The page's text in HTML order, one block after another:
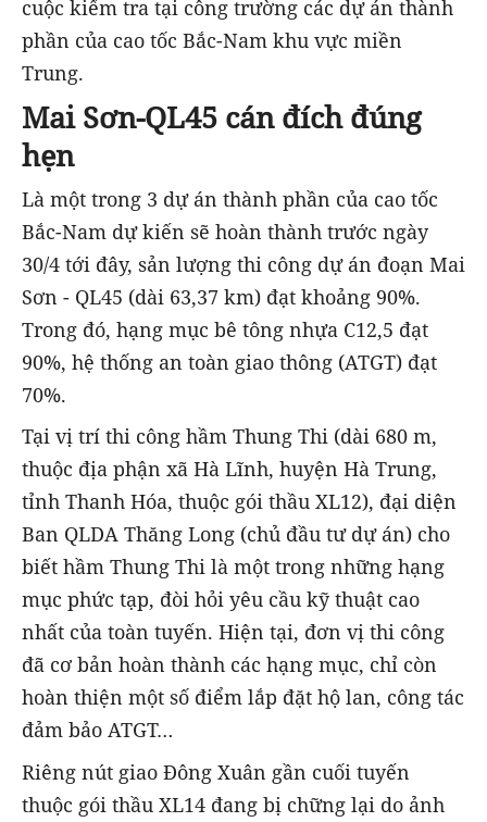
cuộc kiểm tra tại công trường các dự án thành
phần của cao tốc Bắc-Nam khu vực miền
Trung.
Mai Sơn-QL45 cán đích đúng
hẹn
Là một trong 3 dự án thành phần của cao tốc
Bắc-Nam dự kiến sẽ hoàn thành trước ngày
30/4 tới đây, sản lượng thi công dự án đoạn Mai
Sơn - QL45 (dài 63,37 km) đạt khoảng 90%.
Trong đó, hạng mục bê tông nhựa C12,5 đạt
90%, hệ thống an toàn giao thông (ATGT) đạt
70%.
Tại vị trí thi công hầm Thung Thi (dài 680 m,
thuộc địa phận xã Hà Lĩnh, huyện Hà Trung,
tỉnh Thanh Hóa, thuộc gói thầu XL12), đại diện
Ban QLDA Thăng Long (chủ đầu tư dự án) cho
biết hầm Thung Thi là một trong những hạng
mục phức tạp, đòi hỏi yêu cầu kỹ thuật cao
nhất của toàn tuyến. Hiện tại, đơn vị thi công
đã cơ bản hoàn thành các hạng mục, chỉ còn
hoàn thiện một số điểm lắp đặt hộ lan, công tác
đảm bảo ATGT…
Riêng nút giao Đông Xuân gần cuối tuyến
thuộc gói thầu XL14 đang bị chững lại do ảnh